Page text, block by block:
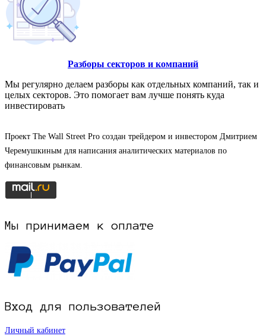
Разборы секторов и компаний
Мы регулярно делаем разборы как отдельных компаний, так и
целых секторов. Это помогает вам лучше понять куда
инвестировать
Проект The Wall Street Pro создан трейдером и инвестором Дмитрием
Черемушкиным для написания аналитических материалов по
финансовым рынкам.
Мы принимаем к оплате
Вход для пользователей
Личный кабинет